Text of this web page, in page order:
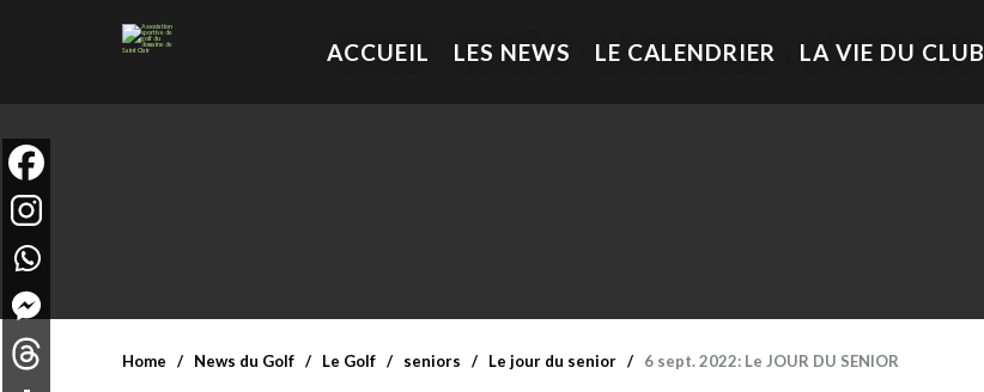
ACCUEIL LES NEWS LE CALENDRIER LA VIE DU CLUB
Home News du Golf Le Golf seniors Le jour du senior 6 sept. 2022: Le JOUR DU SENIOR